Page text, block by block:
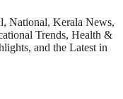
National, Kerala News,
Trends, Health &
and the Latest in